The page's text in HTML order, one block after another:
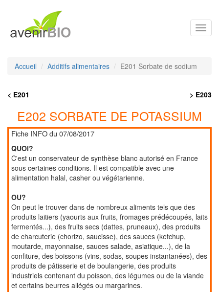
Accueil Additifs alimentaires E201 Sorbate de sodium
< E201 > E203
E202 SORBATE DE POTASSIUM
Fiche INFO du 07/08/2017
QUOI?
C'est un conservateur de synthèse blanc autorisé en France
sous certaines conditions. Il est compatible avec une
alimentation halal, casher ou végétarienne.
OU?
On peut le trouver dans de nombreux aliments tels que des
produits laitiers (yaourts aux fruits, fromages prédécoupés, laits
fermentés...), des fruits secs (dattes, pruneaux), des produits
de charcuterie (chorizo, saucisse), des sauces (ketchup,
moutarde, mayonnaise, sauces salade, asiatique...), de la
confiture, des boissons (vins, sodas, soupes instantanées), des
produits de pâtisserie et de boulangerie, des produits
industriels contenant du poisson, des légumes ou de la viande
et certains beurres allégés ou margarines.